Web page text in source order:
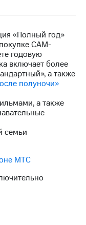
«Полный год»
САМ-
годовую
включает более
а также
полуночи»
а также
семьи
МТС